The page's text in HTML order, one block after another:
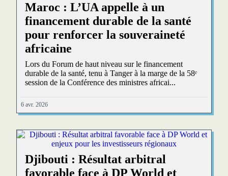
Maroc : L’UA appelle à un
financement durable de la santé
pour renforcer la souveraineté
africaine
Lors du Forum de haut niveau sur le financement
durable de la santé, tenu à Tanger à la marge de la 58ᵉ
session de la Conférence des ministres africai...
6 avr. 2026
Djibouti : Résultat arbitral
favorable face à DP World et